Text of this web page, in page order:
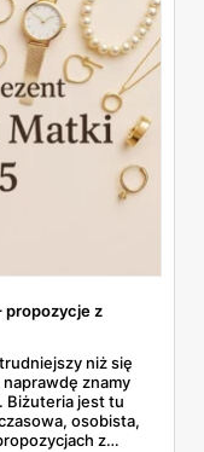
propozycje z
niż się
znamy
Biżuteria jest tu
osobista,
z